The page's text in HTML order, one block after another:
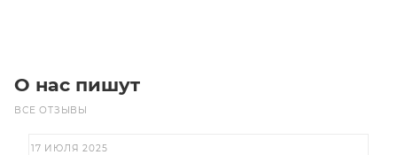
О нас пишут
ВСЕ ОТЗЫВЫ
17 ИЮЛЯ 2025